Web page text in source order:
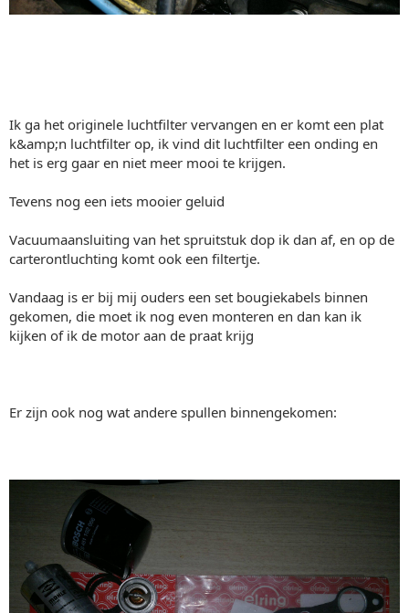
Ik ga het originele luchtfilter vervangen en er komt een plat
k&amp;n luchtfilter op, ik vind dit luchtfilter een onding en
het is erg gaar en niet meer mooi te krijgen.
Tevens nog een iets mooier geluid
Vacuumaansluiting van het spruitstuk dop ik dan af, en op de
carterontluchting komt ook een filtertje.
Vandaag is er bij mij ouders een set bougiekabels binnen
gekomen, die moet ik nog even monteren en dan kan ik
kijken of ik de motor aan de praat krijg
Er zijn ook nog wat andere spullen binnengekomen: